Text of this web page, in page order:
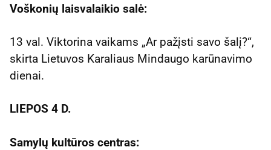
Voškonių laisvalaikio salė:
13 val. Viktorina vaikams „Ar pažįsti savo šalį?“,
skirta Lietuvos Karaliaus Mindaugo karūnavimo
dienai.
LIEPOS 4 D.
Samylų kultūros centras: